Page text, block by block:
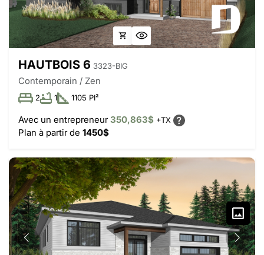
HAUTBOIS 6 3323-BIG
Contemporain / Zen
2 1 1105 PI²
Avec un entrepreneur350,863$ +TX
Plan à partir de 1450$